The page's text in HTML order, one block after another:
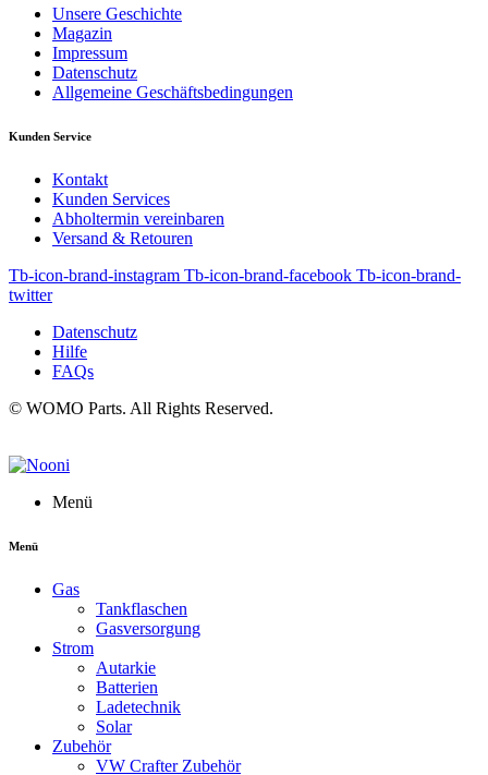
Unsere Geschichte
Magazin
Impressum
Datenschutz
Allgemeine Geschäftsbedingungen
Kunden Service
Kontakt
Kunden Services
Abholtermin vereinbaren
Versand & Retouren
Tb-icon-brand-instagram Tb-icon-brand-facebook Tb-icon-brand-
twitter
Datenschutz
Hilfe
FAQs
© WOMO Parts. All Rights Reserved.
Menü
Menü
Gas
Tankflaschen
Gasversorgung
Strom
Autarkie
Batterien
Ladetechnik
Solar
Zubehör
VW Crafter Zubehör